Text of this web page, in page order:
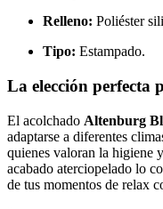
Relleno: Poliéster
Tipo: Estampado.
La elección perfecta
El acolchado Altenburg
adaptarse a diferentes
quienes valoran la higiene
acabado aterciopelado lo
de tus momentos de relax